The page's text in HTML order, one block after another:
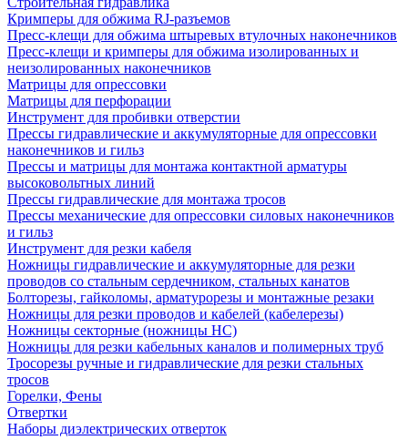
Кримперы для обжима RJ-разъемов
Пресс-клещи для обжима штыревых втулочных наконечников
Пресс-клещи и кримперы для обжима изолированных и
неизолированных наконечников
Матрицы для опрессовки
Матрицы для перфорации
Инструмент для пробивки отверстии
Прессы гидравлические и аккумуляторные для опрессовки
наконечников и гильз
Прессы и матрицы для монтажа контактной арматуры
высоковольтных линий
Прессы гидравлические для монтажа тросов
Прессы механические для опрессовки силовых наконечников
и гильз
Инструмент для резки кабеля
Ножницы гидравлические и аккумуляторные для резки
проводов со стальным сердечником, стальных канатов
Болторезы, гайколомы, арматурорезы и монтажные резаки
Ножницы для резки проводов и кабелей (кабелерезы)
Ножницы секторные (ножницы НС)
Ножницы для резки кабельных каналов и полимерных труб
Тросорезы ручные и гидравлические для резки стальных
тросов
Горелки, Фены
Отвертки
Наборы диэлектрических отверток